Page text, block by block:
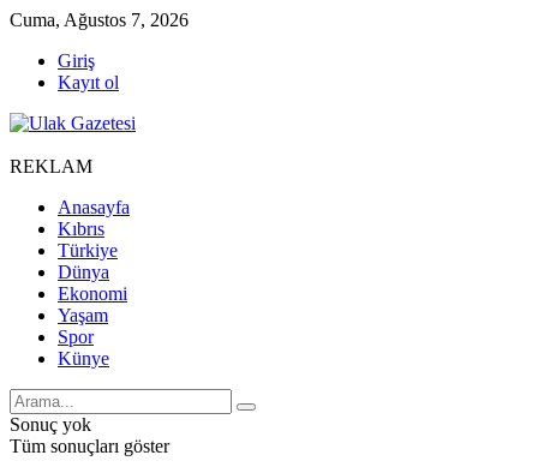
Cuma, Ağustos 7, 2026
Giriş
Kayıt ol
REKLAM
Anasayfa
Kıbrıs
Türkiye
Dünya
Ekonomi
Yaşam
Spor
Künye
Sonuç yok
Tüm sonuçları göster